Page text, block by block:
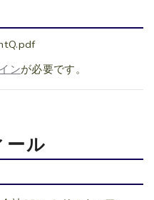
ンが必要です。
ール